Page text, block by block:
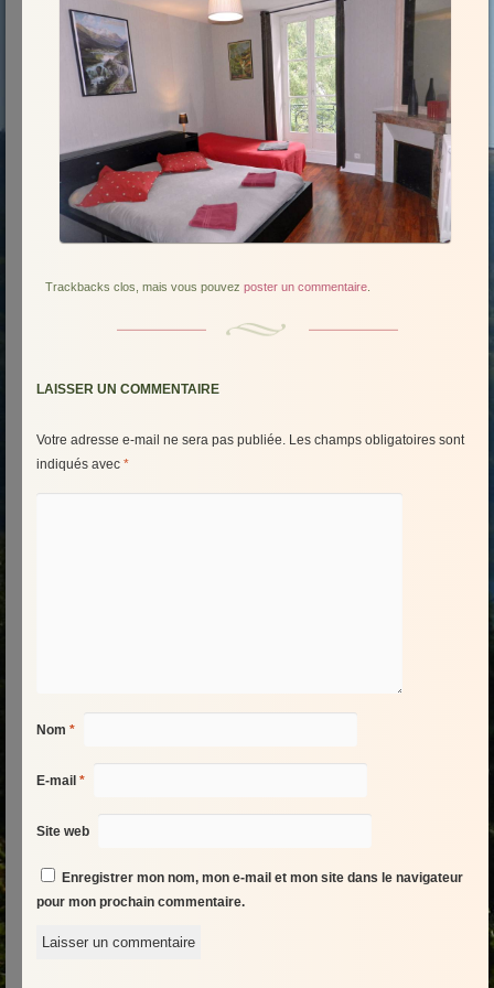
Trackbacks clos, mais vous pouvez poster un commentaire.
LAISSER UN COMMENTAIRE
Votre adresse e-mail ne sera pas publiée. Les champs obligatoires sont
indiqués avec *
Nom *
E-mail *
Site web
Enregistrer mon nom, mon e-mail et mon site dans le navigateur
pour mon prochain commentaire.